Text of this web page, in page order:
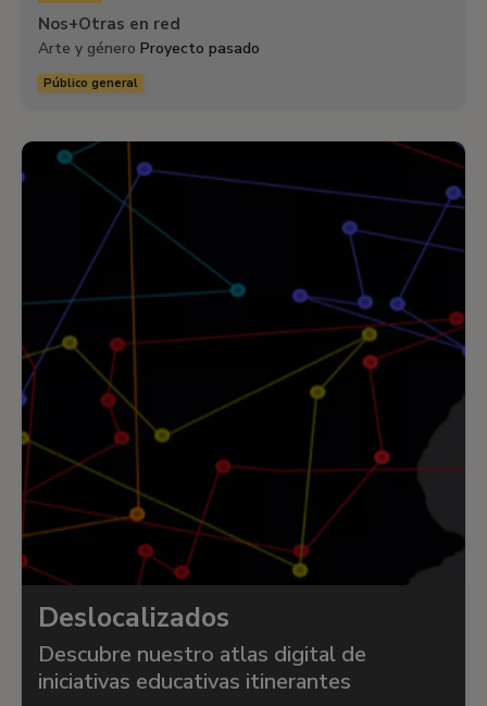
Nos+Otras en red
Arte y género Proyecto pasado
Público general
Deslocalizados
Descubre nuestro atlas digital de
iniciativas educativas itinerantes